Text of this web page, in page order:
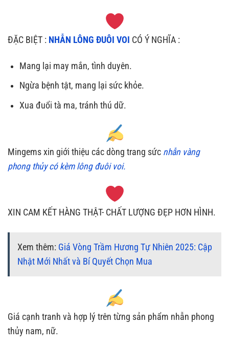
ĐẶC BIỆT : NHẪN LÔNG ĐUÔI VOI CÓ Ý NGHĨA :
Mang lại may mắn, tình duyên.
Ngừa bệnh tật, mang lại sức khỏe.
Xua đuổi tà ma, tránh thú dữ.
Mingems xin giới thiệu các dòng trang sức nhẫn vàng
phong thủy có kèm lông đuôi voi.
XIN CAM KẾT HÀNG THẬT- CHẤT LƯỢNG ĐẸP HƠN HÌNH.
Xem thêm: Giá Vòng Trầm Hương Tự Nhiên 2025: Cập
Nhật Mới Nhất và Bí Quyết Chọn Mua
Giá cạnh tranh và hợp lý trên từng sản phẩm nhẫn phong
thủy nam, nữ.